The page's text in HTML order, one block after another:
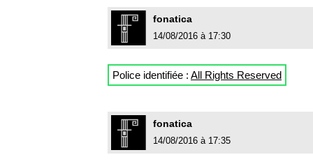
fonatica
14/08/2016 à 17:30
Police identifiée : All Rights Reserved
fonatica
14/08/2016 à 17:35